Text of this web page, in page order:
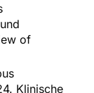
of
Klinische